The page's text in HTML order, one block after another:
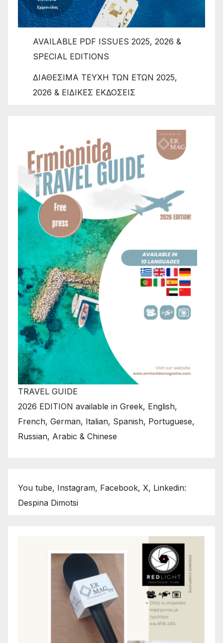
AVAILABLE PDF ISSUES 2025, 2026 &
SPECIAL EDITIONS
ΔΙΑΘΕΣΙΜΑ ΤΕΥΧΗ ΤΩΝ ΕΤΩΝ 2025,
2026 & ΕΙΔΙΚΕΣ ΕΚΔΟΣΕΙΣ
TRAVEL GUIDE
2026 EDITION available in Greek, English,
French, German, Italian, Spanish, Portuguese,
Russian, Arabic & Chinese
You tube, Instagram, Facebook, X, Linkedin:
Despina Dimotsi